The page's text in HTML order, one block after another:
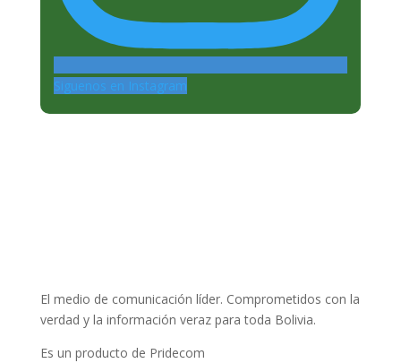
Siguenos en Instagram
El medio de comunicación líder. Comprometidos con la
verdad y la información veraz para toda Bolivia.
Es un producto de Pridecom